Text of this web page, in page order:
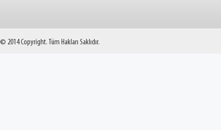
© 2014 Copyright. Tüm Hakları Saklıdır.